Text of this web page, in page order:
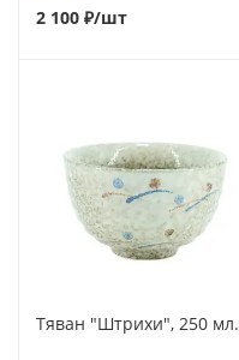
2 100 ₽/шт
Тяван "Штрихи", 250 мл.